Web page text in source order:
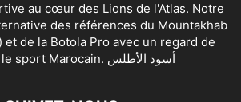
au cœur des Lions de l'Atlas. Notre
des références du Mountakhab
360° sur le sport Marocain. أسود الأطلس